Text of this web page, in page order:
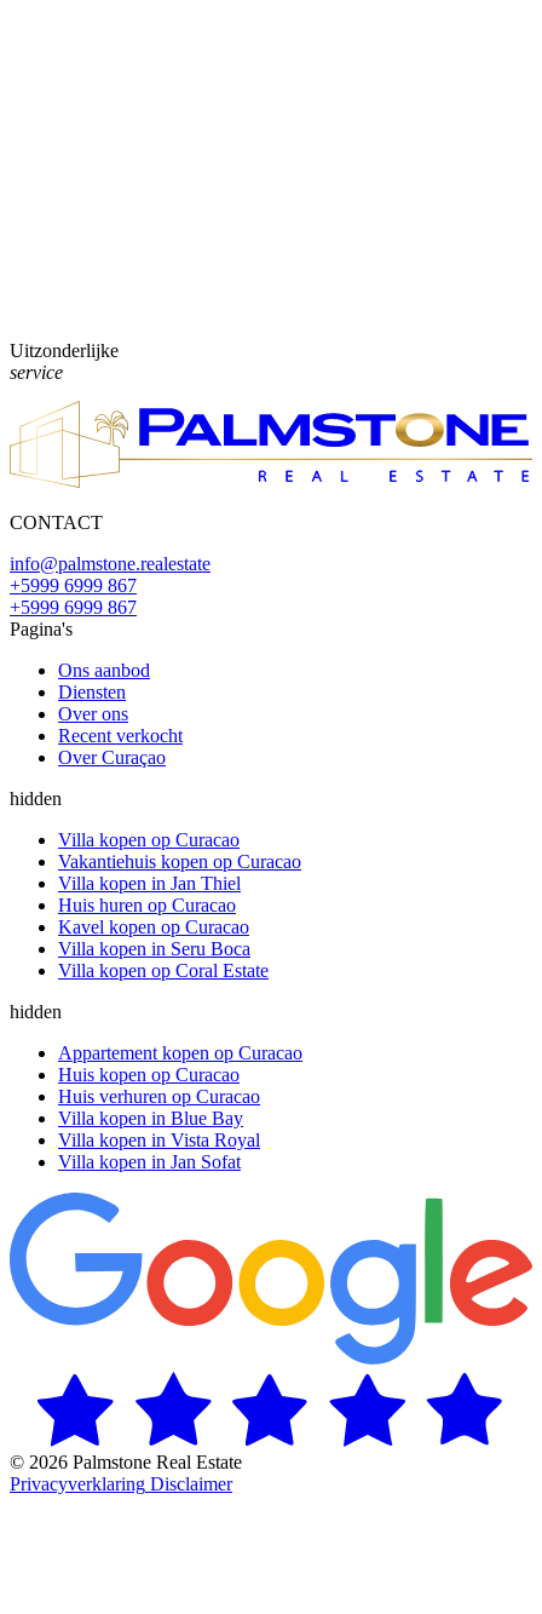
Uitzonderlijke
service
CONTACT
info@palmstone.realestate
+5999 6999 867
+5999 6999 867
Pagina's
Ons aanbod
Diensten
Over ons
Recent verkocht
Over Curaçao
hidden
Villa kopen op Curacao
Vakantiehuis kopen op Curacao
Villa kopen in Jan Thiel
Huis huren op Curacao
Kavel kopen op Curacao
Villa kopen in Seru Boca
Villa kopen op Coral Estate
hidden
Appartement kopen op Curacao
Huis kopen op Curacao
Huis verhuren op Curacao
Villa kopen in Blue Bay
Villa kopen in Vista Royal
Villa kopen in Jan Sofat
© 2026 Palmstone Real Estate
Privacyverklaring Disclaimer